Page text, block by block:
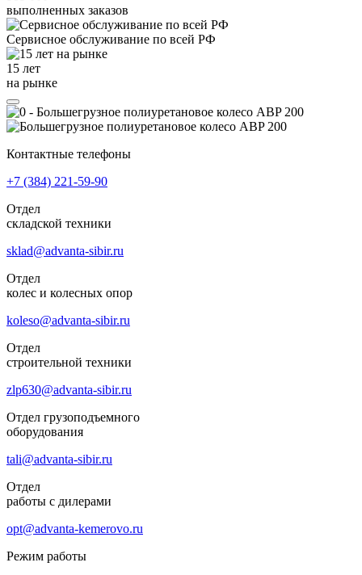
выполненных заказов
Сервисное обслуживание по всей РФ
15 лет
на рынке
Контактные телефоны
+7 (384) 221-59-90
Отдел
складской техники
sklad@advanta-sibir.ru
Отдел
колес и колесных опор
koleso@advanta-sibir.ru
Отдел
строительной техники
zlp630@advanta-sibir.ru
Отдел грузоподъемного
оборудования
tali@advanta-sibir.ru
Отдел
работы с дилерами
opt@advanta-kemerovo.ru
Режим работы